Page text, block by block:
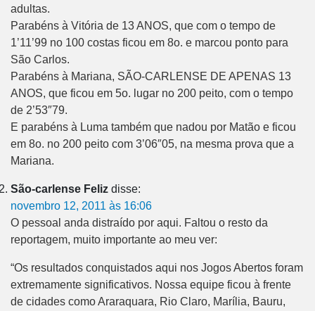
adultas.
Parabéns à Vitória de 13 ANOS, que com o tempo de
1’11’99 no 100 costas ficou em 8o. e marcou ponto para
São Carlos.
Parabéns à Mariana, SÃO-CARLENSE DE APENAS 13
ANOS, que ficou em 5o. lugar no 200 peito, com o tempo
de 2’53″79.
E parabéns à Luma também que nadou por Matão e ficou
em 8o. no 200 peito com 3’06″05, na mesma prova que a
Mariana.
São-carlense Feliz disse:
novembro 12, 2011 às 16:06
O pessoal anda distraído por aqui. Faltou o resto da
reportagem, muito importante ao meu ver:
“Os resultados conquistados aqui nos Jogos Abertos foram
extremamente significativos. Nossa equipe ficou à frente
de cidades como Araraquara, Rio Claro, Marília, Bauru,